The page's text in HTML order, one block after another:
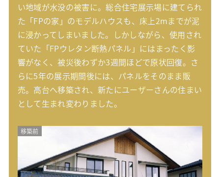
い地域が水没の被害に。総合住宅展示場に建てられ
た「FPの家」のモデルハウスも、床上2mまでが泥
に浸かってしまいました。しかしながら、使用され
ていた「FPウレタン断熱パネル」にはまったく影
響がなく、被災後わずか3週間ほどで原状回復。さ
らに5年の展示期間後には、パネルをそのまま販
売。高台へ移築され、新たにユーザーさんの住まい
として生まれ変わりました。